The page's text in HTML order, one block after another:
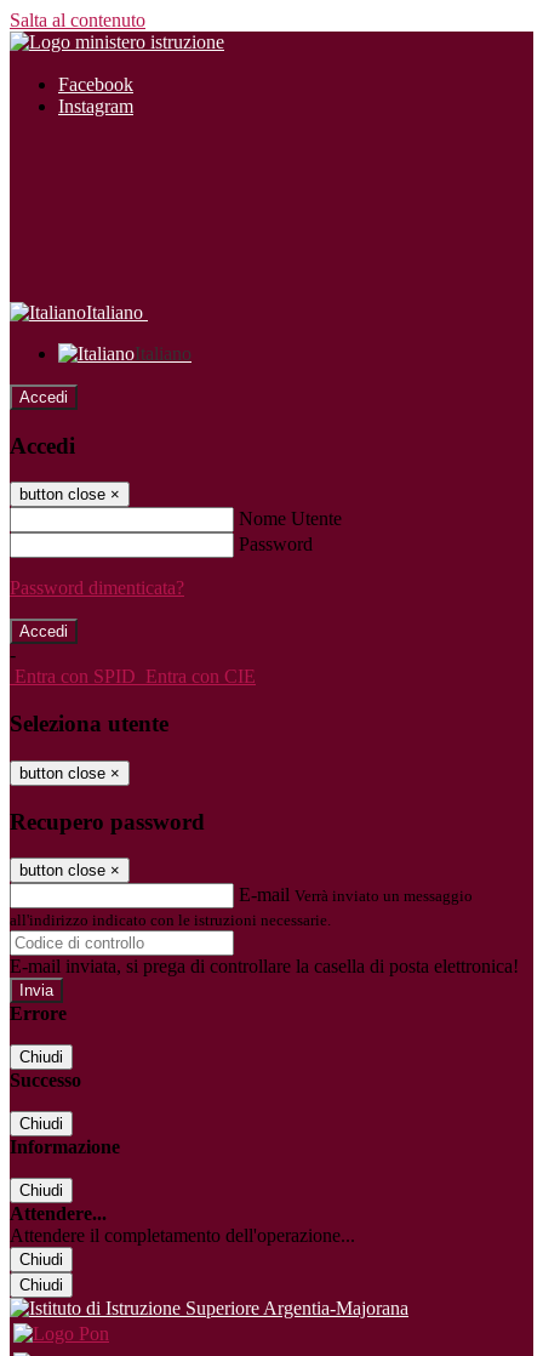
Salta al contenuto
Facebook
Instagram
Italiano
Italiano
Accedi
Accedi
button close ×
Nome Utente
Password
Password dimenticata?
-
Entra con SPID Entra con CIE
Seleziona utente
button close ×
Recupero password
button close ×
E-mail Verrà inviato un messaggio
all'indirizzo indicato con le istruzioni necessarie.
E-mail inviata, si prega di controllare la casella di posta elettronica!
Errore
Chiudi
Successo
Chiudi
Informazione
Chiudi
Attendere...
Attendere il completamento dell'operazione...
Chiudi
Chiudi